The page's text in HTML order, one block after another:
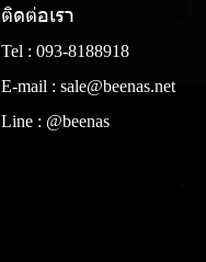
ติดต่อเรา
Tel : 093-8188918
E-mail : sale@beenas.net
Line : @beenas